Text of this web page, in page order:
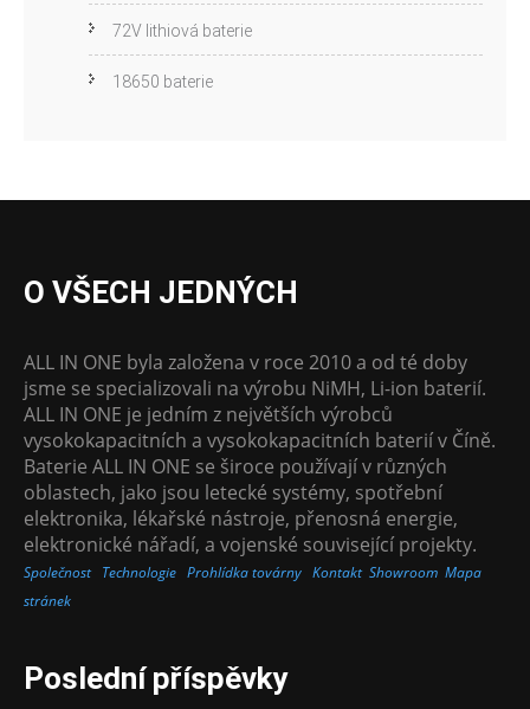
72V lithiová baterie
18650 baterie
O VŠECH JEDNÝCH
ALL IN ONE byla založena v roce 2010 a od té doby
jsme se specializovali na výrobu NiMH, Li-ion baterií.
ALL IN ONE je jedním z největších výrobců
vysokokapacitních a vysokokapacitních baterií v Číně.
Baterie ALL IN ONE se široce používají v různých
oblastech, jako jsou letecké systémy, spotřební
elektronika, lékařské nástroje, přenosná energie,
elektronické nářadí, a vojenské související projekty.
Společnost Technologie Prohlídka továrny Kontakt Showroom Mapa
stránek
Poslední příspěvky